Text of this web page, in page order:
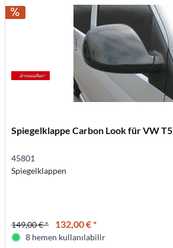
Spiegelklappe Carbon Look für VW T5
45801
Spiegelklappen
149,00 € * 132,00 € *
8 hemen kullanılabilir